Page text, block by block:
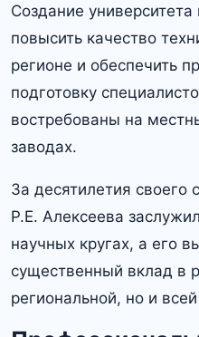
Создание
повысить качество
регионе и обеспечить
подготовку
востребованы на
заводах.​
За десятилетия
Р.​Е. Алексеева
научных кругах, а его
существенный вклад в
региональной, но и